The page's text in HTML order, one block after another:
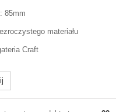
85mm
materiału
Craft